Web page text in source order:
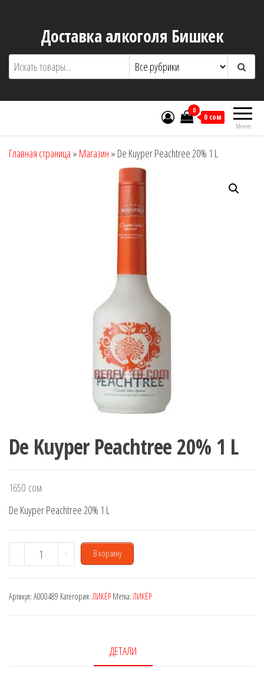
содержимомуДоставка алкоголя Бишкек
Меню
0
0 сом
Главная страница » Магазин » De Kuyper Peachtree 20% 1 L
De Kuyper Peachtree 20% 1 L
1650 сом
De Kuyper Peachtree 20% 1 L
-
Количество
товара
Kuyper
+ В корзину
Артикул: A000489 Категория:ЛИКЁР Метка:ЛИКЁР
ДЕТАЛИ